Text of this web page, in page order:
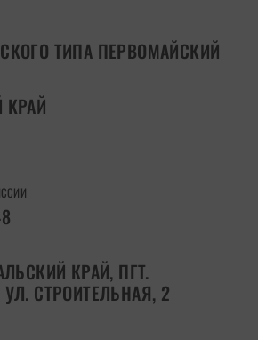
ТИПА ПЕРВОМАЙСКИЙ
КРАЙ
КРАЙ, ПГТ.
СТРОИТЕЛЬНАЯ, 2